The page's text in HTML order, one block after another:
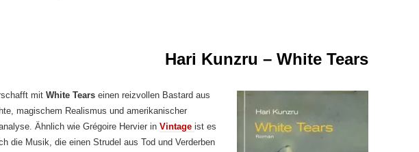
Hari Kunzru – White Tears
mit White Tears einen reizvollen Bastard aus
magischem Realismus und amerikanischer
Ähnlich wie Grégoire Hervier in Vintage ist es
die Musik, die einen Strudel aus Tod und Verderben